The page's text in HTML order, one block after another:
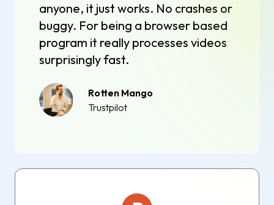
anyone, it just works. No crashes or
buggy. For being a browser based
program it really processes videos
surprisingly fast.
Rotten Mango
Trustpilot